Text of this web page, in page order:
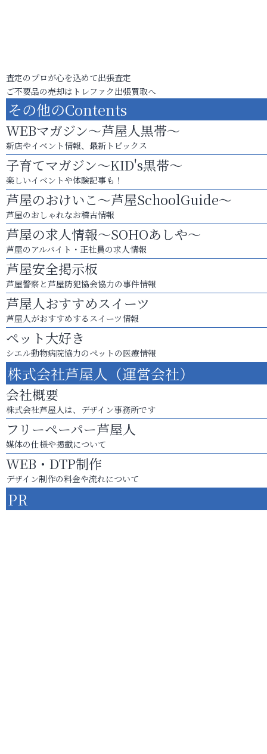
査定のプロが心を込めて出張査定
ご不要品の売却はトレファク出張買取へ
その他のContents
WEBマガジン～芦屋人黒帯～
新店やイベント情報、最新トピックス
子育てマガジン～KID's黒帯～
楽しいイベントや体験記事も！
芦屋のおけいこ～芦屋SchoolGuide～
芦屋のおしゃれなお稽古情報
芦屋の求人情報～SOHOあしや～
芦屋のアルバイト・正社員の求人情報
芦屋安全掲示板
芦屋警察と芦屋防犯協会協力の事件情報
芦屋人おすすめスイーツ
芦屋人がおすすめするスイーツ情報
ペット大好き
シエル動物病院協力のペットの医療情報
株式会社芦屋人（運営会社）
会社概要
株式会社芦屋人は、デザイン事務所です
フリーペーパー芦屋人
媒体の仕様や掲載について
WEB・DTP制作
デザイン制作の料金や流れについて
PR